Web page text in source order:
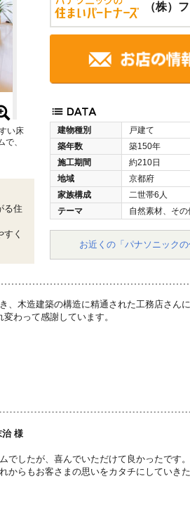
（株）
建物種別
戸建て
築年数
築150年
施工期間
約210日
地域
京都府
家族構成
二世帯6人
テーマ
自然素材、その
お近くの「パナソニック
い床
、
る住
く
、木造建築の構造に精通された工務店さん
わって感謝しています。
様
でしたが、喜んでいただけて良かったです
からもお客さまの思いをカタチにしていき